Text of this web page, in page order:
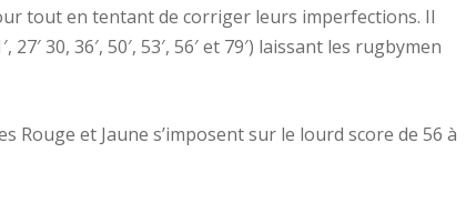
tout en tentant de corriger leurs imperfections. Il
27′ 30, 36′, 50′, 53′, 56′ et 79′) laissant les rugbymen
Rouge et Jaune s’imposent sur le lourd score de 56 à